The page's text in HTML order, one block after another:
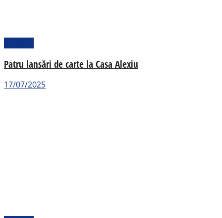
Patru lansări de carte la Casa Alexiu
17/07/2025